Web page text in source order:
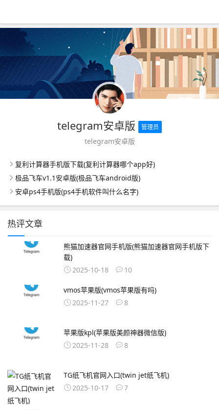
telegram安卓版 管理员
telegram安卓版
复利计算器手机版下载(复利计算器哪个app好)
极品飞车v1.1安卓版(极品飞车android版)
安卓ps4手机版(ps4手机软件叫什么名字)
热评文章
熊猫加速器官网手机版(熊猫加速器官网手机版下
载)
2025-10-18
10
vmos苹果版(vmos苹果版有吗)
2025-11-27
8
苹果版kpl(苹果版美颜神器微信版)
2025-11-28
8
TG纸飞机官网入口(twin jet纸飞机)
2025-10-17
7